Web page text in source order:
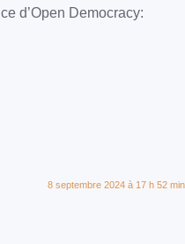
d’Open Democracy:
8 septembre 2024 à 17 h 52 min